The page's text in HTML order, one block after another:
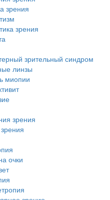
зрения
зрения
зрительный синдром
линзы
миопии
зрения
очки